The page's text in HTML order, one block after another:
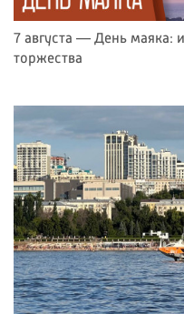
7 августа — День маяка:
торжества